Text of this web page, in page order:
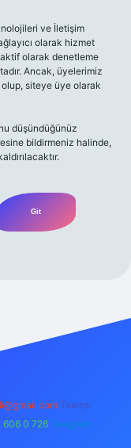
ve İletişim
olarak hizmet
olarak denetleme
Ancak, üyelerimiz
siteye üye olarak
düşündüğünüz
bildirmeniz halinde,
m elexbet
Teams:
606 0 726 Telegram: